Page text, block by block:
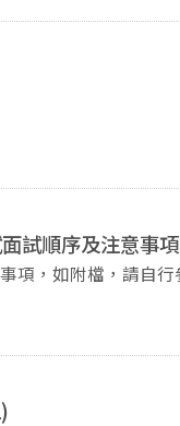
試順序及注意事項